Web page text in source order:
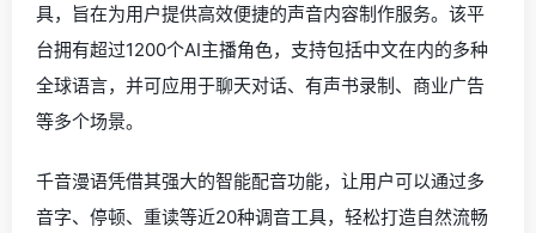
具，旨在为用户提供高效便捷的声音内容制作服务。该平
台拥有超过1200个AI主播角色，支持包括中文在内的多种
全球语言，并可应用于聊天对话、有声书录制、商业广告
等多个场景。
千音漫语凭借其强大的智能配音功能，让用户可以通过多
音字、停顿、重读等近20种调音工具，轻松打造自然流畅